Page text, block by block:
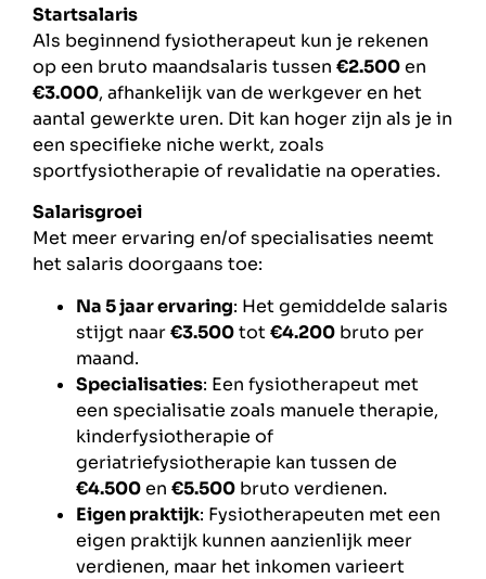
Startsalaris
Als beginnend fysiotherapeut kun je rekenen
op een bruto maandsalaris tussen €2.500en
€3.000, afhankelijk van de werkgever en het
aantal gewerkte uren. Dit kan hoger zijn als je in
een specifieke niche werkt, zoals
sportfysiotherapie of revalidatie na operaties.
Salarisgroei
Met meer ervaring en/of specialisaties neemt
het salaris doorgaans toe:
Na 5 jaar ervaring: Het gemiddelde salaris
stijgt naar€3.500tot€4.200 bruto per
maand.
Specialisaties: Een fysiotherapeut met
een specialisatie zoals manuele therapie,
kinderfysiotherapie of
geriatriefysiotherapie kan tussen de
€4.500en €5.500 bruto verdienen.
Eigen praktijk: Fysiotherapeuten met een
eigen praktijk kunnen aanzienlijk meer
verdienen, maar het inkomen varieert